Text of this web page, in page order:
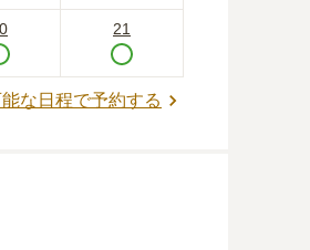
21
な日程で予約する